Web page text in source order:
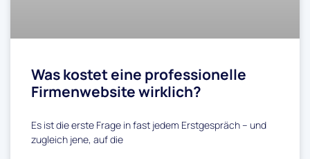
Was kostet eine professionelle
Firmenwebsite wirklich?
Es ist die erste Frage in fast jedem Erstgespräch – und
zugleich jene, auf die